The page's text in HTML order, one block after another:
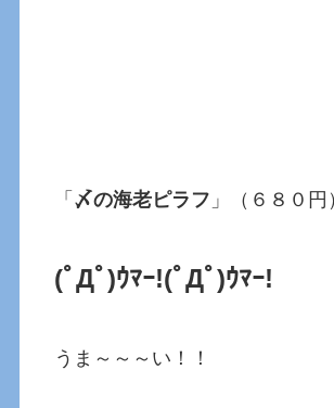
「 〆の海老ピラフ 」（６８０円
(ﾟДﾟ)ｳﾏｰ!(ﾟДﾟ)ｳﾏｰ!
うま～～～い！！